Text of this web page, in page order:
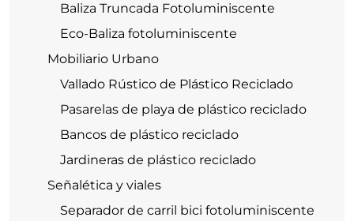
Baliza Truncada Fotoluminiscente
Eco-Baliza fotoluminiscente
Mobiliario Urbano
Vallado Rústico de Plástico Reciclado
Pasarelas de playa de plástico reciclado
Bancos de plástico reciclado
Jardineras de plástico reciclado
Señalética y viales
Separador de carril bici fotoluminiscente